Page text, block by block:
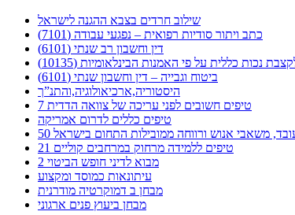
שילוב חרדים בצבא ההגנה לישראל
כתב ויתור סודיות רפואית – נפגעי עבודה (7101)
דין וחשבון רב שנתי (6101)
נכות כללית על פי האמנות הבינלאומיות (10135)
ביטוח וגבייה – דין וחשבון שנתי (6101)
היסטוריה,ארכיאולוגיה,והתנ”ך
7 טיפים חשובים לפני עריכה של צוואה הדדית
טיפים כללים לדרום אמריקה
עובד, משאבי אנוש ורווחה ממובילות התחום בישראל
21 טיפים ללמידה מרחוק במרחבים קוליים
מבוא לדיני חופש הביטוי 2
עיתונאות כמוסד ומקצוע
מבחן ב דמוקרטיה מודרנית
מבחן ביעוץ פנים ארגוני